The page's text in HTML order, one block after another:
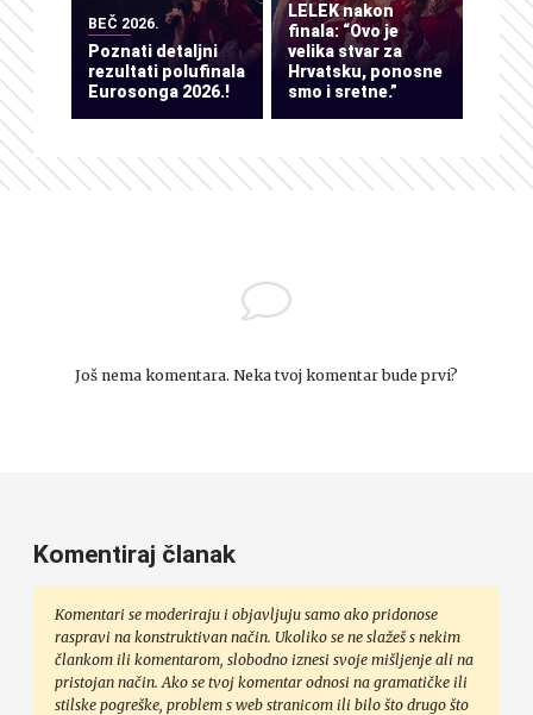
BEČ 2026.
Poznati detaljni
rezultati polufinala
Eurosonga 2026.!
LELEK nakon
finala: “Ovo je
velika stvar za
Hrvatsku, ponosne
smo i sretne.”
Još nema komentara. Neka tvoj komentar bude prvi?
Komentiraj članak
Komentari se moderiraju i objavljuju samo ako pridonose
raspravi na konstruktivan način. Ukoliko se ne slažeš s nekim
člankom ili komentarom, slobodno iznesi svoje mišljenje ali na
pristojan način. Ako se tvoj komentar odnosi na gramatičke ili
stilske pogreške, problem s web stranicom ili bilo što drugo što